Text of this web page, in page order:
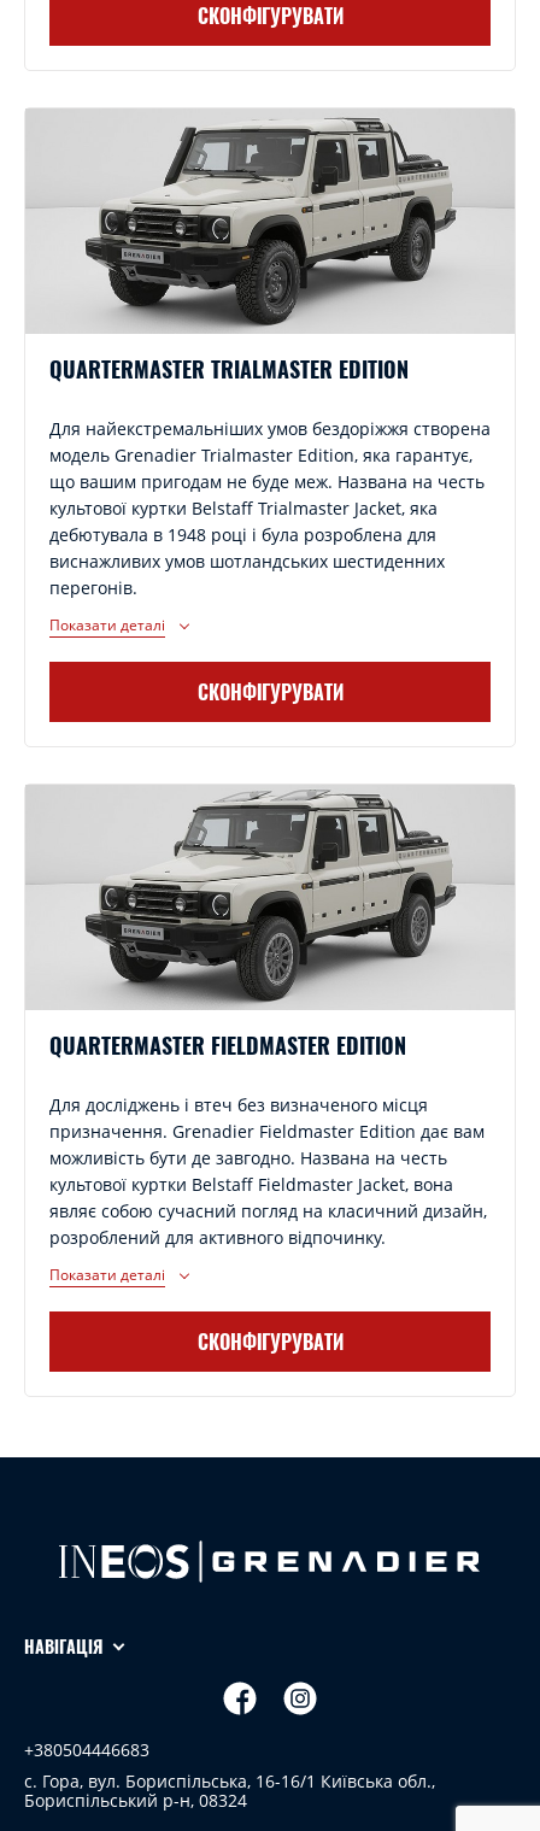
СКОНФІГУРУВАТИ
QUARTERMASTER TRIALMASTER EDITION
Для найекстремальніших умов бездоріжжя створена
модель Grenadier Trialmaster Edition, яка гарантує,
що вашим пригодам не буде меж. Названа на честь
культової куртки Belstaff Trialmaster Jacket, яка
дебютувала в 1948 році і була розроблена для
виснажливих умов шотландських шестиденних
перегонів.
Показати деталі
СКОНФІГУРУВАТИ
QUARTERMASTER FIELDMASTER EDITION
Для досліджень і втеч без визначеного місця
призначення. Grenadier Fieldmaster Edition дає вам
можливість бути де завгодно. Названа на честь
культової куртки Belstaff Fieldmaster Jacket, вона
являє собою сучасний погляд на класичний дизайн,
розроблений для активного відпочинку.
Показати деталі
СКОНФІГУРУВАТИ
НАВІГАЦІЯ
+380504446683
с. Гора, вул. Бориспільська, 16-16/1 Київська обл.,
Бориспільський р-н, 08324